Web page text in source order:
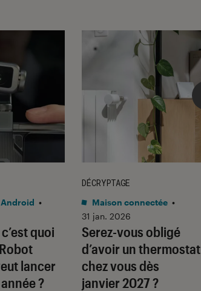
quoi
lancer
?
•
Serez-vous obligé
d’avoir un thermostat
chez vous dès
janvier 2027 ?
DÉCRYPTAGE
Maison connectée •
31 jan. 2026